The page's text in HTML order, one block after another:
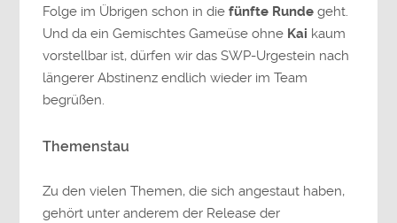
Folge im Übrigen schon in diefünfte Runde geht.
Und da ein Gemischtes Gameüse ohne Kai kaum
vorstellbar ist, dürfen wir das SWP-Urgestein nach
längerer Abstinenz endlich wieder im Team
begrüßen.
Themenstau
Zu den vielen Themen, die sich angestaut haben,
gehört unter anderem der Release der